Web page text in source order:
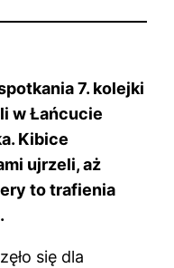
7. kolejki
w Łańcucie
Kibice
ujrzeli, aż
to trafienia
się dla